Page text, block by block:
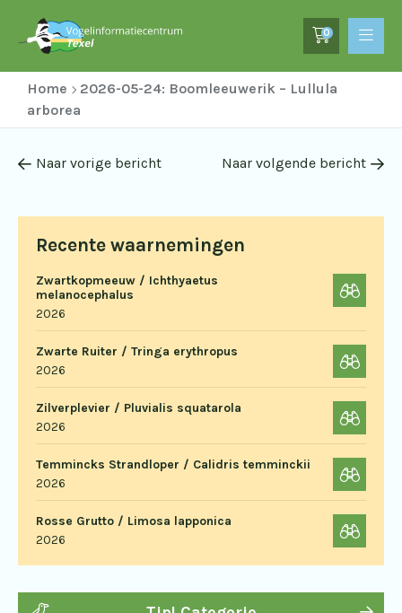
0
Home
2026-05-24: Boomleeuwerik – Lullula
arborea
Recente waarnemingen
Zwartkopmeeuw / Ichthyaetus
melanocephalus
2026
Zwarte Ruiter / Tringa erythropus
2026
Zilverplevier / Pluvialis squatarola
2026
Temmincks Strandloper / Calidris temminckii
2026
Rosse Grutto / Limosa lapponica
2026
Naar vorige bericht Naar volgende bericht